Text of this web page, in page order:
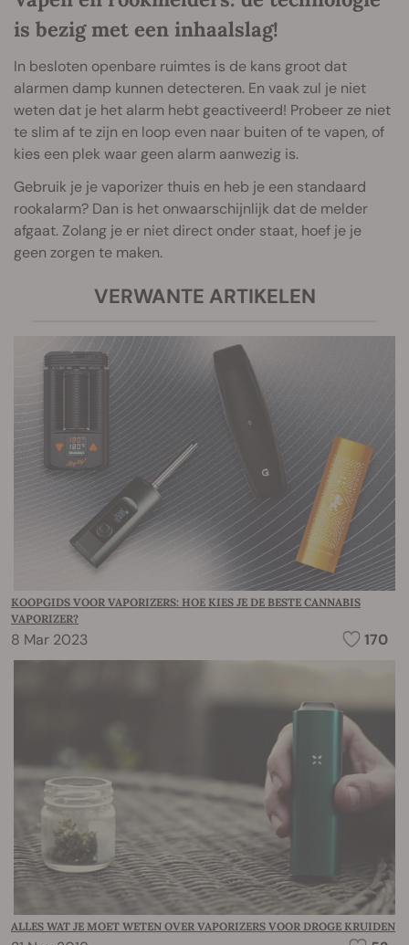
is bezig met een inhaalslag!
In besloten openbare ruimtes is de kans groot dat
alarmen damp kunnen detecteren. En vaak zul je niet
weten dat je het alarm hebt geactiveerd! Probeer ze niet
te slim af te zijn en loop even naar buiten of te vapen, of
kies een plek waar geen alarm aanwezig is.
Gebruik je je vaporizer thuis en heb je een standaard
rookalarm? Dan is het onwaarschijnlijk dat de melder
afgaat. Zolang je er niet direct onder staat, hoef je je
geen zorgen te maken.
VERWANTE ARTIKELEN
KOOPGIDS VOOR VAPORIZERS: HOE KIES JE DE BESTE CANNABIS
VAPORIZER?
8 Mar 2023 170
ALLES WAT JE MOET WETEN OVER VAPORIZERS VOOR DROGE KRUIDEN